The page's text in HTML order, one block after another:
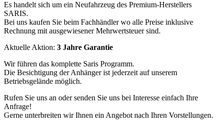
Es handelt sich um ein Neufahrzeug des Premium-Herstellers
SARIS.
Bei uns kaufen Sie beim Fachhändler wo alle Preise inklusive
Rechnung mit ausgewiesener Mehrwertsteuer sind.
Aktuelle Aktion: 3 Jahre Garantie
Wir führen das komplette Saris Programm.
Die Besichtigung der Anhänger ist jederzeit auf unserem
Betriebsgelände möglich.
Rufen Sie uns an oder senden Sie uns bei Interesse einfach Ihre
Anfrage!
Gerne unterbreiten wir Ihnen ein Angebot nach Ihren Vorstellungen.